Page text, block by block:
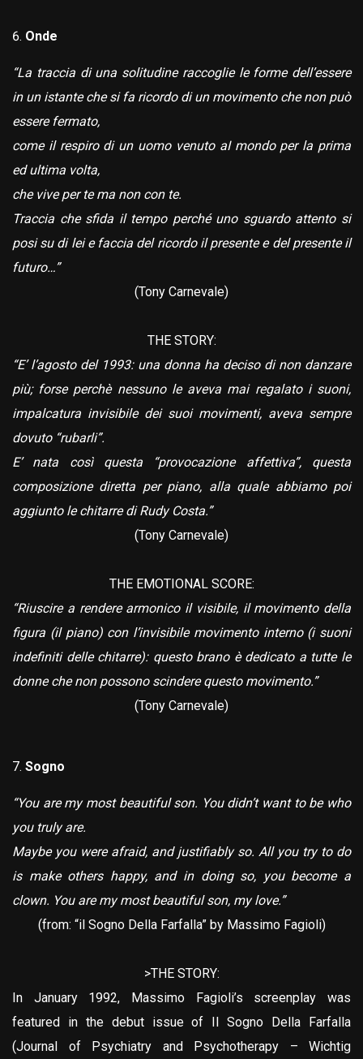
Onde
“La traccia di una solitudine raccoglie le forme dell’essere
in un istante che si fa ricordo di un movimento che non può
essere fermato,
come il respiro di un uomo venuto aI mondo per la prima
ed ultima volta,
che vive per te ma non con te.
Traccia che sfida il tempo perché uno sguardo attento si
posi su di lei e faccia del ricordo il presente e del presente il
futuro…”
(Tony Carnevale)
THE STORY:
“E’ l’agosto del 1993: una donna ha deciso di non danzare
più; forse perchè nessuno le aveva mai regalato i suoni,
impalcatura invisibile dei suoi movimenti, aveva sempre
dovuto “rubarli”.
E’ nata così questa “provocazione affettiva”, questa
composizione diretta per piano, alla quale abbiamo poi
aggiunto le chitarre di Rudy Costa.”
(Tony Carnevale)
THE EMOTIONAL SCORE:
“Riuscire a rendere armonico il visibile, il movimento della
figura (il piano) con l’invisibile movimento interno (i suoni
indefiniti delle chitarre): questo brano è dedicato a tutte le
donne che non possono scindere questo movimento.”
(Tony Carnevale)
Sogno
“You are my most beautiful son. You didn’t want to be who
you truly are.
Maybe you were afraid, and justifiably so. All you try to do
is make others happy, and in doing so, you become a
clown. You are my most beautiful son, my love.”
(from: “il Sogno Della Farfalla” by Massimo Fagioli)
>THE STORY:
In January 1992, Massimo Fagioli’s screenplay was
featured in the debut issue of Il Sogno Della Farfalla
(Journal of Psychiatry and Psychotherapy – Wichtig